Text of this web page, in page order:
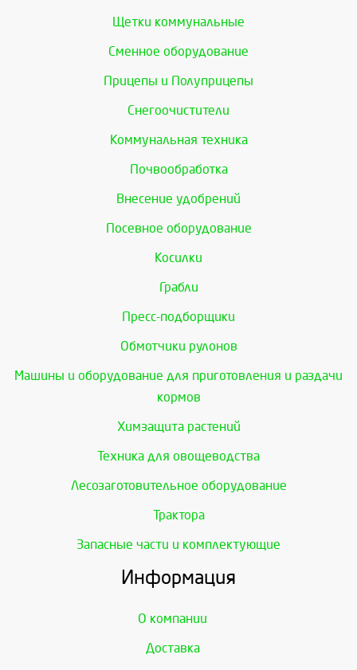
Щетки коммунальные
Сменное оборудование
Прицепы и Полуприцепы
Снегоочистители
Коммунальная техника
Почвообработка
Внесение удобрений
Посевное оборудование
Косилки
Грабли
Пресс-подборщики
Обмотчики рулонов
Машины и оборудование для приготовления и раздачи
кормов
Химзащита растений
Техника для овощеводства
Лесозаготовительное оборудование
Трактора
Запасные части и комплектующие
Информация
О компании
Доставка